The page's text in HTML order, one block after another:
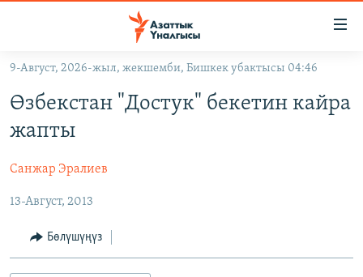
Навигацияга
өтүңүз
салыңыз
САЯСАТ
ЭКОНОМИКА
МАДАНИЯТ
ДҮЙНӨ
БОРБОР АЗИЯ
УКРАИНА
АТАЙЫН ИЛИКТӨӨ
ТВ ПРОГРАММАЛАР
БҮГҮН АЗАТТЫКТА
ПОДКАСТ
9-Август, 2026-жыл, жекшемби, Бишкек убактысы 04:46
Өзбекстан "Достук" бекетин кайра
жапты
Санжар Эралиев
13-Август, 2013
Бөлүшүңүз